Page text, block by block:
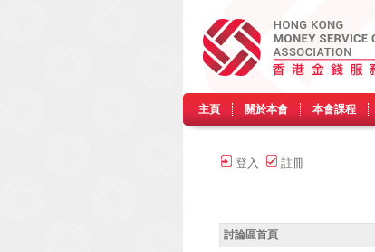
主頁 關於本會 本會課程
登入 註冊
討論區首頁